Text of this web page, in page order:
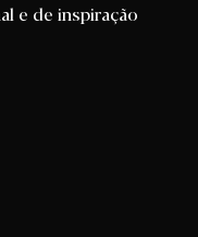
e de inspiração